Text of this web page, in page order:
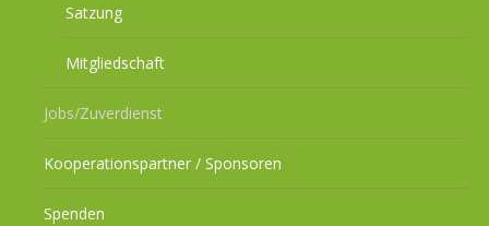
Satzung
Mitgliedschaft
Jobs/Zuverdienst
Kooperationspartner / Sponsoren
Spenden